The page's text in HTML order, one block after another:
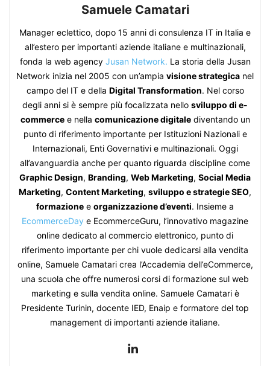
Samuele Camatari
Manager eclettico, dopo 15 anni di consulenza IT in Italia e
all’estero per importanti aziende italiane e multinazionali,
fonda la web agency Jusan Network. La storia della Jusan
Network inizia nel 2005 con un’ampia visione strategica nel
campo del IT e della Digital Transformation. Nel corso
degli anni si è sempre più focalizzata nello sviluppo di e-
commercee nella comunicazione digitalediventando un
punto di riferimento importante per Istituzioni Nazionali e
Internazionali, Enti Governativi e multinazionali. Oggi
all’avanguardia anche per quanto riguarda discipline come
Graphic Design, Branding, Web Marketing, Social Media
Marketing, Content Marketing, sviluppo e strategie SEO,
formazione e organizzazione d’eventi. Insieme a
EcommerceDay e EcommerceGuru, l’innovativo magazine
online dedicato al commercio elettronico, punto di
riferimento importante per chi vuole dedicarsi alla vendita
online, Samuele Camatari crea l’Accademia dell’eCommerce,
una scuola che offre numerosi corsi di formazione sul web
marketing e sulla vendita online. Samuele Camatari è
Presidente Turinin, docente IED, Enaip e formatore del top
management di importanti aziende italiane.